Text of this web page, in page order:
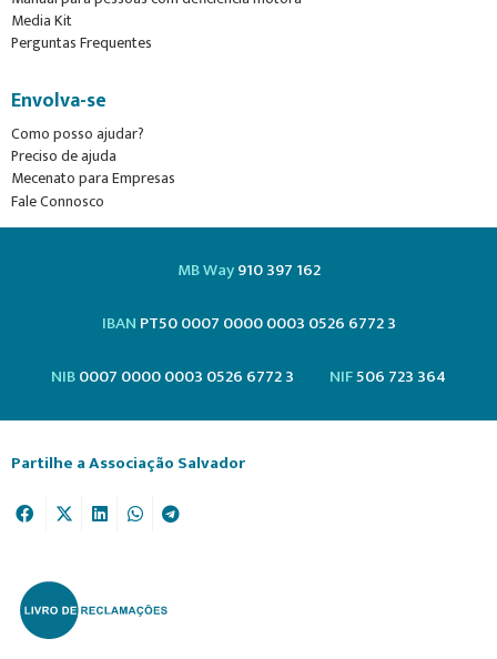
Media Kit
Perguntas Frequentes
Envolva-se
Como posso ajudar?
Preciso de ajuda
Mecenato para Empresas
Fale Connosco
MB Way910 397 162
IBAN PT50 0007 0000 0003 0526 6772 3
NIB0007 0000 0003 0526 6772 3 NIF506 723 364
Partilhe a Associação Salvador